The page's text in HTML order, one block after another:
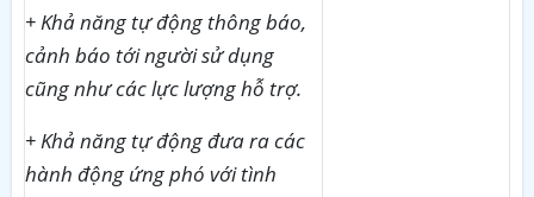
+ Khả năng tự động thông báo,
cảnh báo tới người sử dụng
cũng như các lực lượng hỗ trợ.
+ Khả năng tự động đưa ra các
hành động ứng phó với tình